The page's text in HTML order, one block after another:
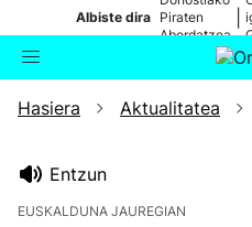
Albiste dira Piraten
Abordatzea
Bilatzailea
Hasiera Aktualitatea
Entzun
EUSKALDUNA JAUREGIAN